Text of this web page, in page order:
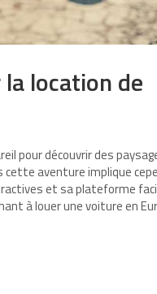
location de
pour découvrir des
cette aventure implique
et sa plateforme
à louer une voiture en